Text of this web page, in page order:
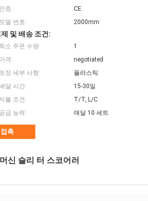
인증:
CE
모델 번호:
2000mm
및 배송 조건:
최소 주문 수량:
1
가격:
negotiated
포장 세부 사항:
플라스틱
달 시간:
15-30일
지불 조건:
T/T, L/C
공급 능력:
매달 10 세트
접촉
신 슬리 터 스코어러